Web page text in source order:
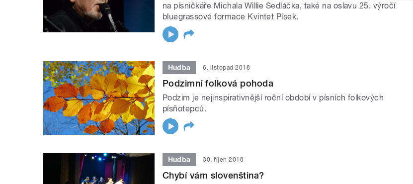
na písničkáře Michala Willie Sedláčka, také na oslavu 25. výročí
bluegrassové formace Kvintet Písek.
Hudba 6. listopad 2018
Podzimní folková pohoda
Podzim je nejinspirativnější roční období v písních folkových
písňotepců.
Hudba 30. říjen 2018
Chybí vám slovenština?